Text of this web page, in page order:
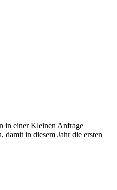
in einer Kleinen Anfrage
in diesem Jahr die ersten